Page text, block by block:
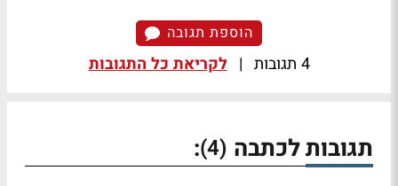
הוספת תגובה
4 תגובות | לקריאת כל התגובות
תגובות לכתבה (4)
: